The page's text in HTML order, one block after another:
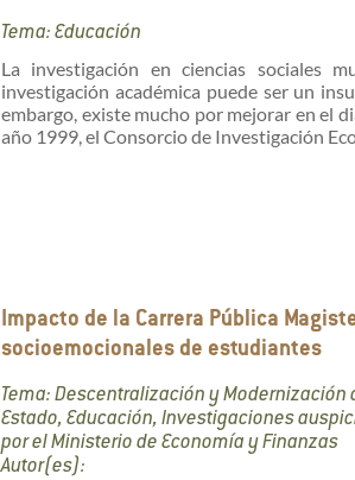
Tema: Educación
La investigación en ciencias sociales
investigación académica puede ser un
embargo, existe mucho por mejorar en el
año 1999, el Consorcio de Investigación
Impacto de la Carrera Pública
socioemocionales de estudiantes
Tema: Descentralización y Modernización
Estado, Educación, Investigaciones
por el Ministerio de Economía y Finanzas
Autor(es):